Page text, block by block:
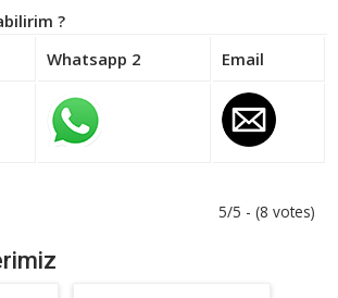
?
Whatsapp 2 Email
5/5 - (8 votes)